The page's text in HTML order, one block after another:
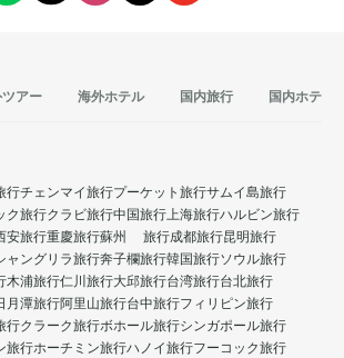
アー 海外ホテル 国内旅行 国内ホテル
行チェンマイ旅行プーケット旅行サムイ島旅行
ク旅行クラビ旅行中国旅行上海旅行ハルビン旅行
安旅行重慶旅行蘇州 旅行成都旅行昆明旅行
ャングリラ旅行奔子欄旅行韓国旅行ソウル旅行
木浦旅行仁川旅行大邱旅行台湾旅行台北旅行
月潭旅行阿里山旅行台中旅行フィリピン旅行
行クラーク旅行ボホール旅行シンガポール旅行
旅行ホーチミン旅行ハノイ旅行フーコック旅行